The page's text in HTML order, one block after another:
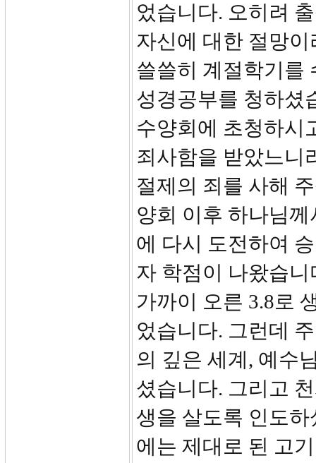
었습니다. 오히려
자신에 대한 절망
쓸쓸히 계절학기를
성경공부를 청하셨
수양회에 초청하시
죄사함을 받았느니
절제의 죄를 사해
양회 이후 하나님
에 다시 도전하여
자 학점이 나왔습
가까이 오른 3.8로
었습니다. 그런데
의 깊은 세계, 예수
셨습니다. 그리고
생을 살도록 인도
에는 제대로 된 고